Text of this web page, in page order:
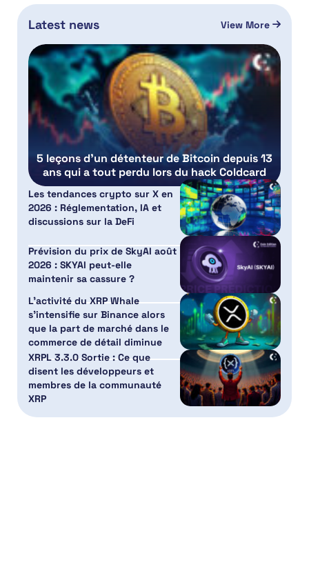
Latest news View More
5 leçons d’un détenteur de Bitcoin depuis 13
ans qui a tout perdu lors du hack Coldcard
Les tendances crypto sur X en
2026 : Réglementation, IA et
discussions sur la DeFi
Prévision du prix de SkyAI août
2026 : SKYAI peut-elle
maintenir sa cassure ?
L’activité du XRP Whale
s’intensifie sur Binance alors
que la part de marché dans le
commerce de détail diminue
XRPL 3.3.0 Sortie : Ce que
disent les développeurs et
membres de la communauté
XRP